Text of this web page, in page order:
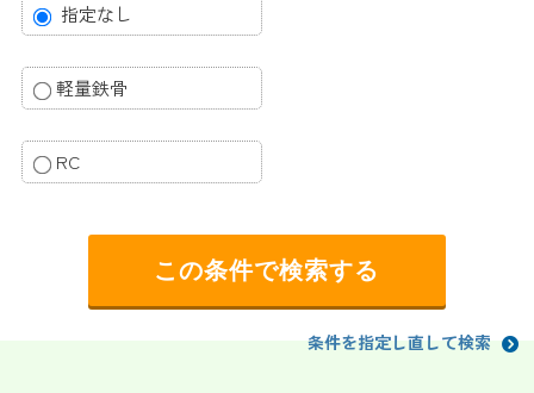
指定なし
軽量鉄骨
RC
条件を指定し直して検索